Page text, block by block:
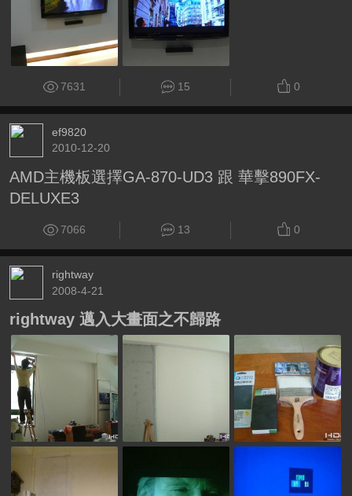
7631 15 0
ef9820
2010-12-20
AMD主機板選擇GA-870-UD3 跟 華擊890FX-
DELUXE3
7066 13 0
rightway
2008-4-21
rightway 邁入大畫面之不歸路